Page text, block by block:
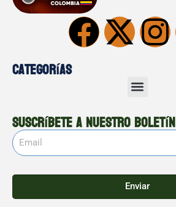
Categorías
Suscríbete a nuestro boletín
Enviar